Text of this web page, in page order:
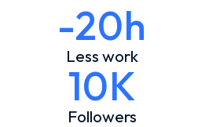
-20h
Less work
10K
Followers